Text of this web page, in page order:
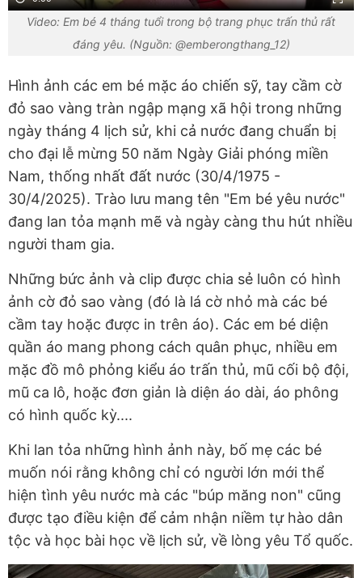
Video: Em bé 4 tháng tuổi trong bộ trang phục trấn thủ rất
đáng yêu. (Nguồn: @emberongthang_12)
Hình ảnh các em bé mặc áo chiến sỹ, tay cầm cờ
đỏ sao vàng tràn ngập mạng xã hội trong những
ngày tháng 4 lịch sử, khi cả nước đang chuẩn bị
cho đại lễ mừng 50 năm Ngày Giải phóng miền
Nam, thống nhất đất nước (30/4/1975 -
30/4/2025). Trào lưu mang tên "Em bé yêu nước"
đang lan tỏa mạnh mẽ và ngày càng thu hút nhiều
người tham gia.
Những bức ảnh và clip được chia sẻ luôn có hình
ảnh cờ đỏ sao vàng (đó là lá cờ nhỏ mà các bé
cầm tay hoặc được in trên áo). Các em bé diện
quần áo mang phong cách quân phục, nhiều em
mặc đồ mô phỏng kiểu áo trấn thủ, mũ cối bộ đội,
mũ ca lô, hoặc đơn giản là diện áo dài, áo phông
có hình quốc kỳ....
Khi lan tỏa những hình ảnh này, bố mẹ các bé
muốn nói rằng không chỉ có người lớn mới thể
hiện tình yêu nước mà các "búp măng non" cũng
được tạo điều kiện để cảm nhận niềm tự hào dân
tộc và học bài học về lịch sử, về lòng yêu Tổ quốc.